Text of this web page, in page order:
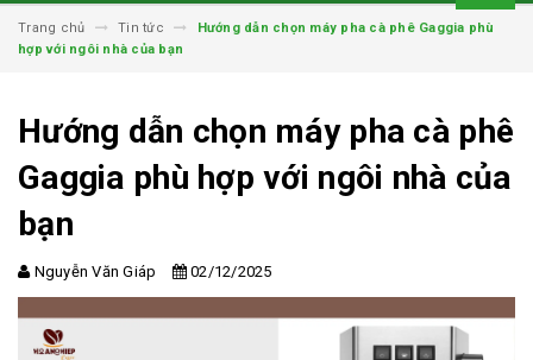
Trang chủ Tin tức
Hướng dẫn chọn máy pha cà phê Gaggia phù
hợp với ngôi nhà của bạn
Hướng dẫn chọn máy pha cà phê
Gaggia phù hợp với ngôi nhà của
bạn
Nguyễn Văn Giáp 02/12/2025